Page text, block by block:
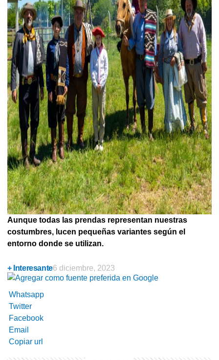
Aunque todas las prendas representan nuestras
costumbres, lucen pequeñas variantes según el
entorno donde se utilizan.
+ Interesante6 diciembre, 2023
Whatsapp
Twitter
Facebook
Email
Copiar url